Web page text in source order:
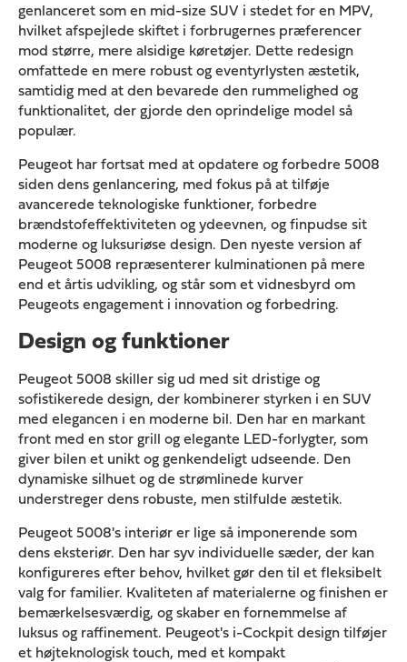
genlanceret som en mid-size SUV i stedet for en MPV,
hvilket afspejlede skiftet i forbrugernes præferencer
mod større, mere alsidige køretøjer. Dette redesign
omfattede en mere robust og eventyrlysten æstetik,
samtidig med at den bevarede den rummelighed og
funktionalitet, der gjorde den oprindelige model så
populær.
Peugeot har fortsat med at opdatere og forbedre 5008
siden dens genlancering, med fokus på at tilføje
avancerede teknologiske funktioner, forbedre
brændstofeffektiviteten og ydeevnen, og finpudse sit
moderne og luksuriøse design. Den nyeste version af
Peugeot 5008 repræsenterer kulminationen på mere
end et årtis udvikling, og står som et vidnesbyrd om
Peugeots engagement i innovation og forbedring.
Design og funktioner
Peugeot 5008 skiller sig ud med sit dristige og
sofistikerede design, der kombinerer styrken i en SUV
med elegancen i en moderne bil. Den har en markant
front med en stor grill og elegante LED-forlygter, som
giver bilen et unikt og genkendeligt udseende. Den
dynamiske silhuet og de strømlinede kurver
understreger dens robuste, men stilfulde æstetik.
Peugeot 5008's interiør er lige så imponerende som
dens eksteriør. Den har syv individuelle sæder, der kan
konfigureres efter behov, hvilket gør den til et fleksibelt
valg for familier. Kvaliteten af materialerne og finishen er
bemærkelsesværdig, og skaber en fornemmelse af
luksus og raffinement. Peugeot's i-Cockpit design tilføjer
et højteknologisk touch, med et kompakt